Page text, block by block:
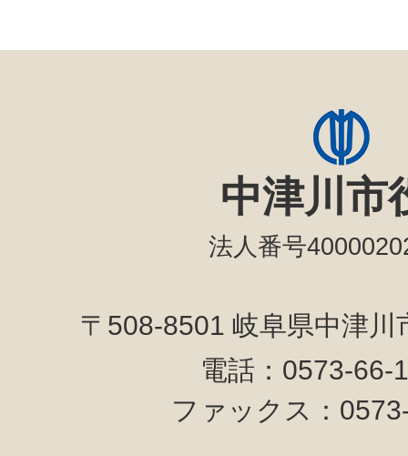
中津川市
法人番号
〒508-8501 岐阜県中津
電話：0573-
ファックス：